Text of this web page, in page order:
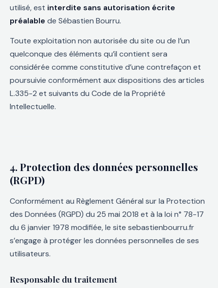
utilisé, est interdite sans autorisation écrite
préalable de Sébastien Bourru.
Toute exploitation non autorisée du site ou de l’un
quelconque des éléments qu’il contient sera
considérée comme constitutive d’une contrefaçon et
poursuivie conformément aux dispositions des articles
L.335-2 et suivants du Code de la Propriété
Intellectuelle.
4. Protection des données personnelles
(RGPD)
Conformément au Règlement Général sur la Protection
des Données (RGPD) du 25 mai 2018 et à la loi n° 78-17
du 6 janvier 1978 modifiée, le site sebastienbourru.fr
s’engage à protéger les données personnelles de ses
utilisateurs.
Responsable du traitement